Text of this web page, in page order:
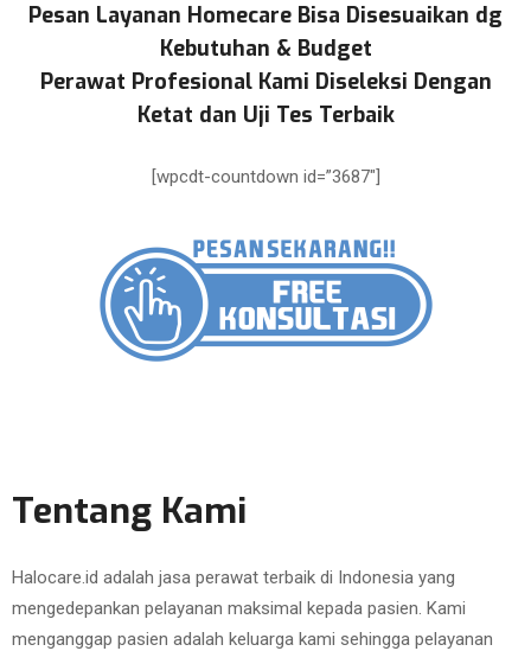
Pesan Layanan Homecare Bisa Disesuaikan dg
Kebutuhan & Budget
Perawat Profesional Kami Diseleksi Dengan
Ketat dan Uji Tes Terbaik
[wpcdt-countdown id=”3687″]
Tentang Kami
Halocare.id adalah jasa perawat terbaik di Indonesia yang
mengedepankan pelayanan maksimal kepada pasien. Kami
menganggap pasien adalah keluarga kami sehingga pelayanan